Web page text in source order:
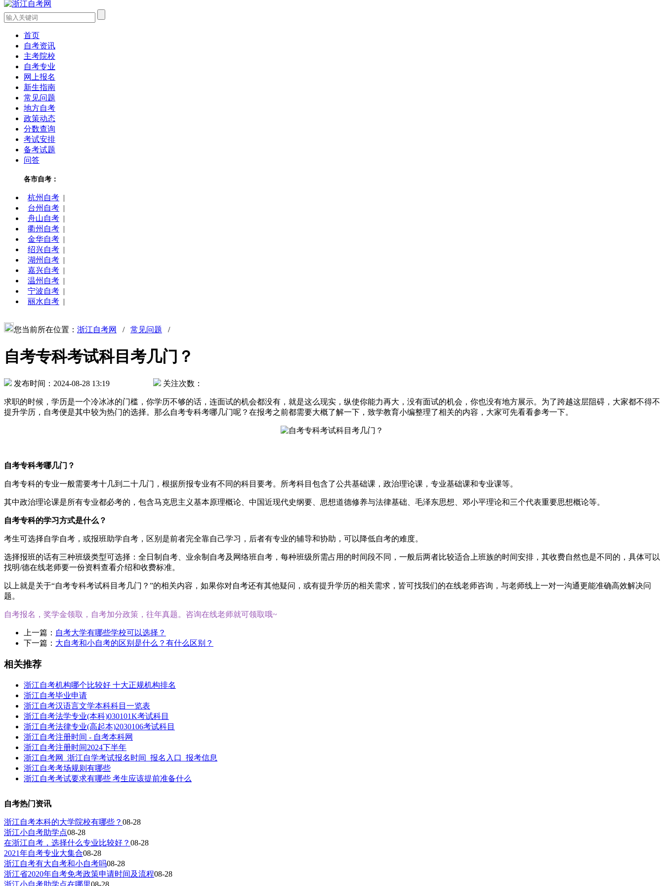
首页
自考资讯
主考院校
自考专业
网上报名
新生指南
常见问题
地方自考
政策动态
分数查询
考试安排
备考试题
问答
各市自考：
杭州自考 |
台州自考 |
舟山自考 |
衢州自考 |
金华自考 |
绍兴自考 |
湖州自考 |
嘉兴自考 |
温州自考 |
宁波自考 |
丽水自考 |
您当前所在位置： 浙江自考网 / 常见问题 /
自考专科考试科目考几门？
发布时间：2024-08-28 13:19 关注次数：
求职的时候，学历是一个冷冰冰的门槛，你学历不够的话，连面试的机会都没有，就是这么现实，纵使你能力再大，没有面试的机会，你也没有地方展示。为了跨越这层阻碍，大家都不得不
提升学历，自考便是其中较为热门的选择。那么自考专科考哪几门呢？在报考之前都需要大概了解一下，致学教育小编整理了相关的内容，大家可先看看参考一下。
自考专科考哪几门？
自考专科的专业一般需要考十几到二十几门，根据所报专业有不同的科目要考。所考科目包含了公共基础课，政治理论课，专业基础课和专业课等。
其中政治理论课是所有专业都必考的，包含马克思主义基本原理概论、中国近现代史纲要、思想道德修养与法律基础、毛泽东思想、邓小平理论和三个代表重要思想概论等。
自考专科的学习方式是什么？
考生可选择自学自考，或报班助学自考，区别是前者完全靠自己学习，后者有专业的辅导和协助，可以降低自考的难度。
选择报班的话有三种班级类型可选择：全日制自考、业余制自考及网络班自考，每种班级所需占用的时间段不同，一般后两者比较适合上班族的时间安排，其收费自然也是不同的，具体可以
找明/德在线老师要一份资料查看介绍和收费标准。
以上就是关于“自考专科考试科目考几门？”的相关内容，如果你对自考还有其他疑问，或有提升学历的相关需求，皆可找我们的在线老师咨询，与老师线上一对一沟通更能准确高效解决问
题。
自考报名，奖学金领取，自考加分政策，往年真题。咨询在线老师就可领取哦~
上一篇： 自考大学有哪些学校可以选择？
下一篇： 大自考和小自考的区别是什么？有什么区别？
相关推荐
浙江自考机构哪个比较好 十大正规机构排名
浙江自考毕业申请
浙江自考汉语言文学本科科目一览表
浙江自考法学专业(本科)030101K考试科目
浙江自考法律专业(高起本)2030106考试科目
浙江自考注册时间 - 自考本科网
浙江自考注册时间2024下半年
浙江自考网_浙江自学考试报名时间_报名入口_报考信息
浙江自考考场规则有哪些
浙江自考考试要求有哪些 考生应该提前准备什么
自考热门资讯
浙江自考本科的大学院校有哪些？ 08-28
浙江小自考助学点08-28
在浙江自考，选择什么专业比较好？ 08-28
2021年自考专业大集合08-28
浙江自考有大自考和小自考吗08-28
浙江省2020年自考免考政策申请时间及流程08-28
浙江小自考助学点在哪里08-28